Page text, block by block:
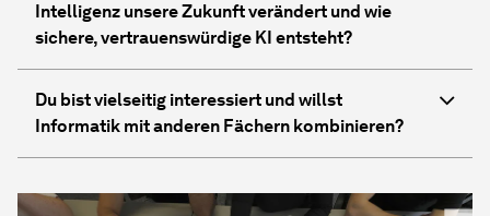
Intelligenz unsere Zukunft verändert und wie
sichere, vertrauenswürdige KI entsteht?
Du bist vielseitig interessiert und willst
Informatik mit anderen Fächern kombinieren?